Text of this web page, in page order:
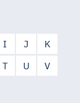
I J
K
T U
V